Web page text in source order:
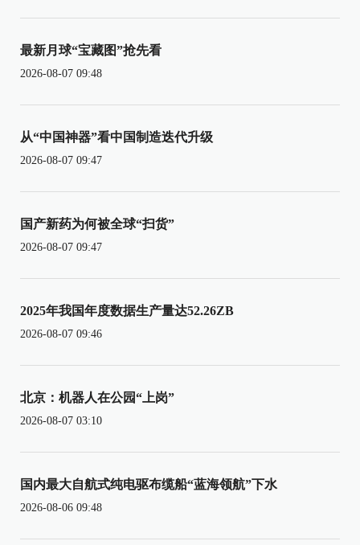
最新月球“宝藏图”抢先看
2026-08-07 09:48
从“中国神器”看中国制造迭代升级
2026-08-07 09:47
国产新药为何被全球“扫货”
2026-08-07 09:47
2025年我国年度数据生产量达52.26ZB
2026-08-07 09:46
北京：机器人在公园“上岗”
2026-08-07 03:10
国内最大自航式纯电驱布缆船“蓝海领航”下水
2026-08-06 09:48